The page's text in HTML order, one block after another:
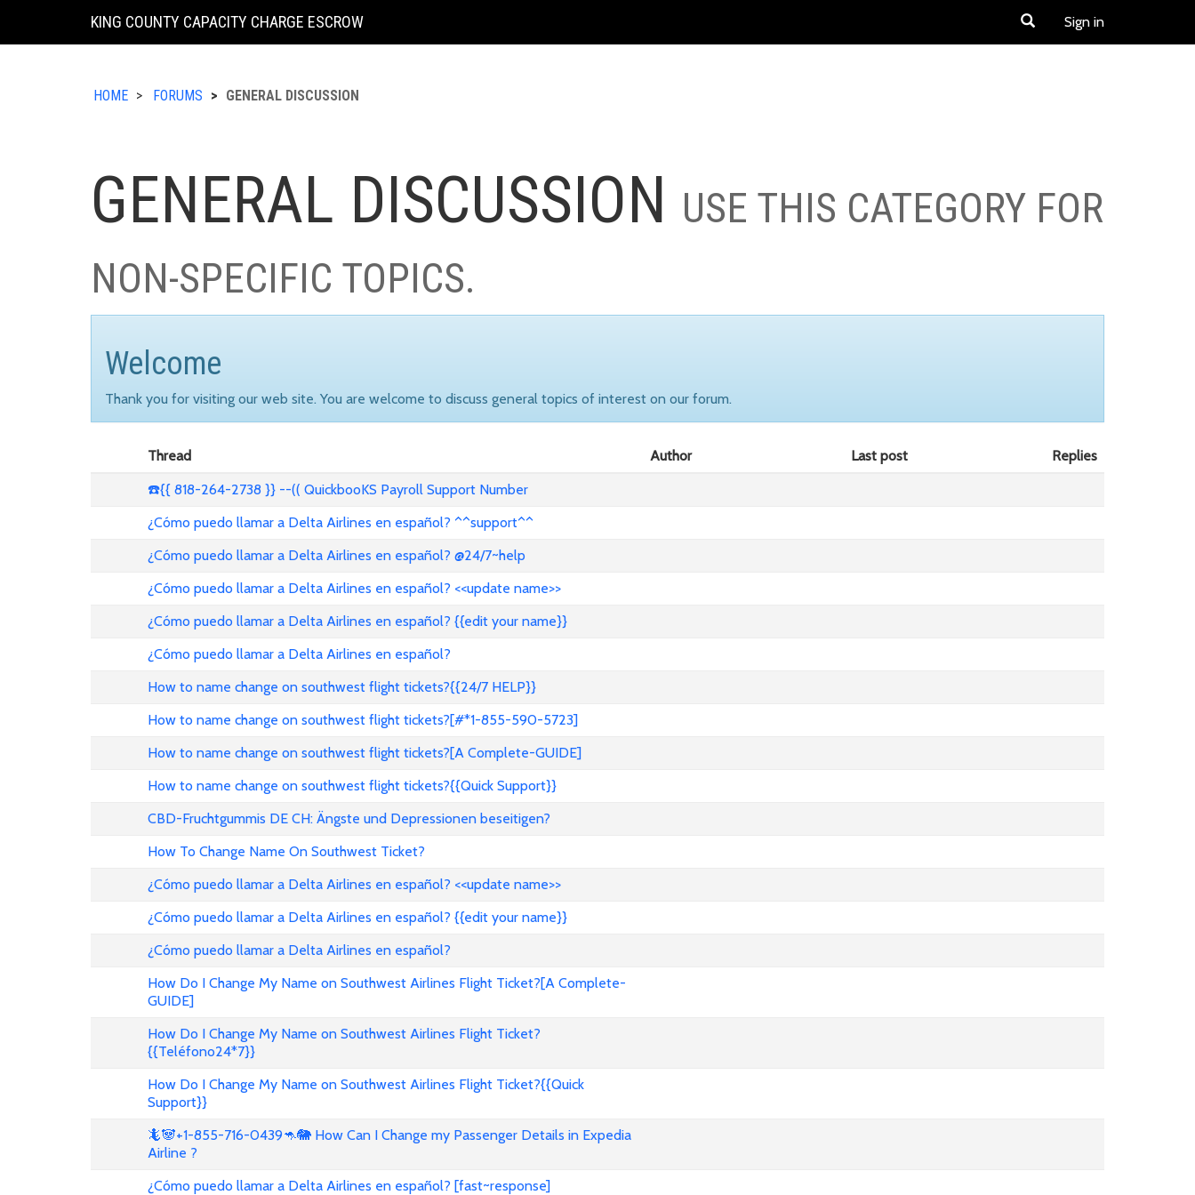
KING COUNTY CAPACITY CHARGE ESCROW Sign in
HOME FORUMS GENERAL DISCUSSION
GENERAL DISCUSSION USE THIS CATEGORY FOR
NON-SPECIFIC TOPICS.
Welcome
Thank you for visiting our web site. You are welcome to discuss general topics of interest on our forum.
Thread Author Last post
Replies
☎️{{ 818-264-2738 }} --(( QuickbooKS Payroll Support Number
¿Cómo puedo llamar a Delta Airlines en español? ^^support^^
¿Cómo puedo llamar a Delta Airlines en español? @24/7~help
¿Cómo puedo llamar a Delta Airlines en español? <<update name>>
¿Cómo puedo llamar a Delta Airlines en español? {{edit your name}}
¿Cómo puedo llamar a Delta Airlines en español?
How to name change on southwest flight tickets?{{24/7 HELP}}
How to name change on southwest flight tickets?[#*1-855-590-5723]
How to name change on southwest flight tickets?[A Complete-GUIDE]
How to name change on southwest flight tickets?{{Quick Support}}
CBD-Fruchtgummis DE CH: Ängste und Depressionen beseitigen?
How To Change Name On Southwest Ticket?
¿Cómo puedo llamar a Delta Airlines en español? <<update name>>
¿Cómo puedo llamar a Delta Airlines en español? {{edit your name}}
¿Cómo puedo llamar a Delta Airlines en español?
How Do I Change My Name on Southwest Airlines Flight Ticket?[A Complete-
GUIDE]
How Do I Change My Name on Southwest Airlines Flight Ticket?
{{Teléfono24*7}}
How Do I Change My Name on Southwest Airlines Flight Ticket?{{Quick
Support}}
🦎🐼+1-855-716-0439🦘🐘 How Can I Change my Passenger Details in Expedia
Airline ?
¿Cómo puedo llamar a Delta Airlines en español? [fast~response]